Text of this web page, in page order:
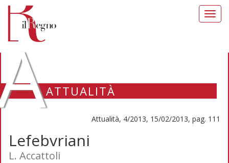
ATTUALITÀ
Attualità, 4/2013, 15/02/2013, pag. 111
Lefebvriani
L. Accattoli